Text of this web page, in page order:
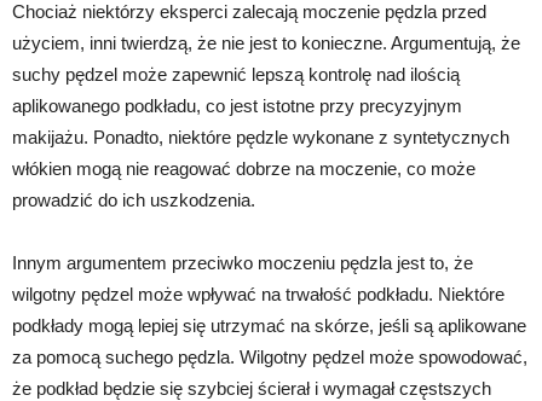
Chociaż niektórzy eksperci zalecają moczenie pędzla przed
użyciem, inni twierdzą, że nie jest to konieczne. Argumentują, że
suchy pędzel może zapewnić lepszą kontrolę nad ilością
aplikowanego podkładu, co jest istotne przy precyzyjnym
makijażu. Ponadto, niektóre pędzle wykonane z syntetycznych
włókien mogą nie reagować dobrze na moczenie, co może
prowadzić do ich uszkodzenia.
Innym argumentem przeciwko moczeniu pędzla jest to, że
wilgotny pędzel może wpływać na trwałość podkładu. Niektóre
podkłady mogą lepiej się utrzymać na skórze, jeśli są aplikowane
za pomocą suchego pędzla. Wilgotny pędzel może spowodować,
że podkład będzie się szybciej ścierał i wymagał częstszych